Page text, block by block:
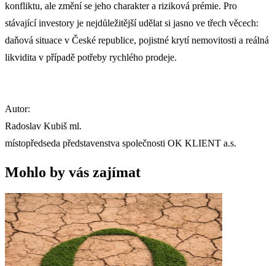
konfliktu, ale změní se jeho charakter a riziková prémie. Pro
stávající investory je nejdůležitější udělat si jasno ve třech věcech:
daňová situace v České republice, pojistné krytí nemovitosti a reálná
likvidita v případě potřeby rychlého prodeje.
Autor:
Radoslav Kubiš ml.
místopředseda představenstva společnosti OK KLIENT a.s.
Mohlo by vás zajímat